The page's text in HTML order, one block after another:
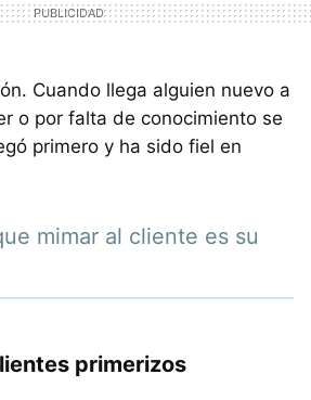
Cuando llega alguien nuevo a
o por falta de conocimiento se
primero y ha sido fiel en
mimar al cliente es su
primerizos